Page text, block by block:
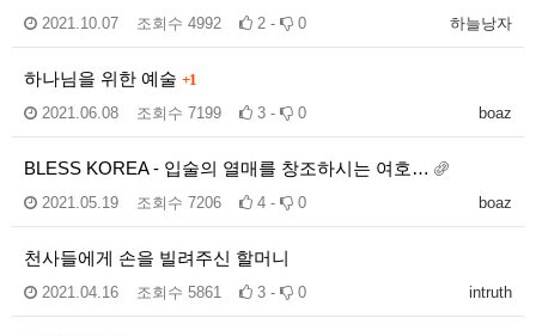
하늘낭자
2021.10.07 조회수 4992 2 - 0
하나님을 위한 예술 +1
boaz
2021.06.08 조회수 7199 3 - 0
BLESS KOREA - 입술의 열매를 창조하시는 여호…
boaz
2021.05.19 조회수 7206 4 - 0
천사들에게 손을 빌려주신 할머니
intruth
2021.04.16 조회수 5861 3 - 0